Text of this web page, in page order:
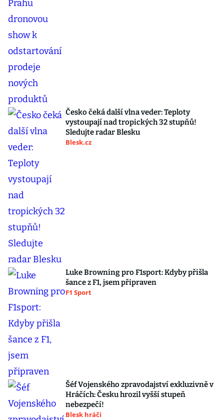
Česko čeká další vlna veder: Teploty
vystoupají nad tropických 32 stupňů!
Sledujte radar Blesku
Blesk.cz
Luke Browning pro F1sport: Kdyby přišla
šance z F1, jsem připraven
F1 Sport
Šéf Vojenského zpravodajství exkluzivně v
Hráčích: Česku hrozil vyšší stupeň
nebezpečí!
Blesk hráči